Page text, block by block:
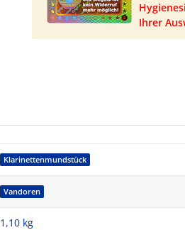
Ihrer
Klarinettenmundstück
Vandoren
1,10 kg